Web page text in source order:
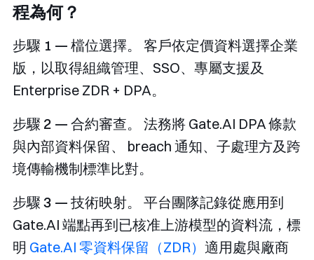
程為何？
步驟 1 — 檔位選擇。
客戶依定價資料選擇企業
版，以取得組織管理、SSO、專屬支援及
Enterprise ZDR + DPA。
步驟 2 — 合約審查。
法務將 Gate.AI DPA 條款
與內部資料保留、 breach 通知、子處理方及跨
境傳輸機制標準比對。
步驟 3 — 技術映射。
平台團隊記錄從應用到
Gate.AI 端點再到已核准上游模型的資料流，標
明 Gate.AI 零資料保留（ZDR） 適用處與廠商